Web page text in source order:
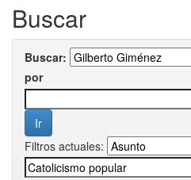
Buscar
Buscar:
por
Filtros actuales: